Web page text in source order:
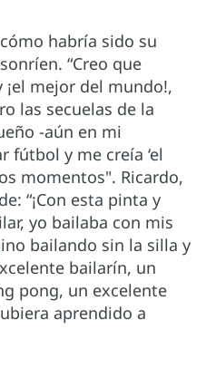
habría sido su
“Creo que
mejor del mundo!,
las secuelas de la
-aún en mi
fútbol y me creía ‘el
momentos". Ricardo,
“¡Con esta pinta y
yo bailaba con mis
bailando sin la silla y
bailarín, un
pong, un excelente
aprendido a